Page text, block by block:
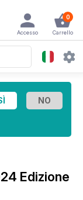
0
Carrello
Accesso
Edizione